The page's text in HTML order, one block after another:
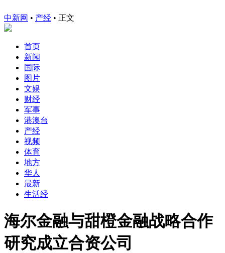
中新网 • 产经 • 正文
首页
新闻
国际
图片
文娱
财经
军事
港澳台
产经
视频
体育
地方
华人
最新
生活经
海尔金融与甜橙金融战略合作
研究成立合资公司